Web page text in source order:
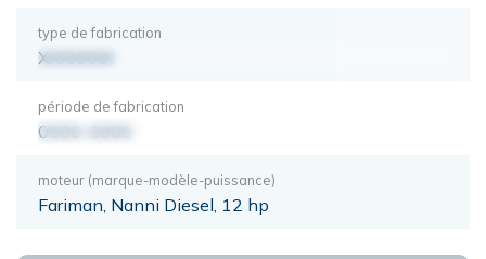
type de fabrication
XXXXXXX
période de fabrication
0000-0000
moteur (marque-modèle-puissance)
Fariman, Nanni Diesel, 12 hp